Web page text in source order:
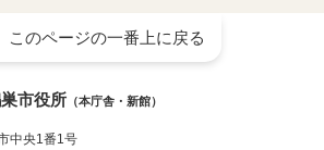
このページの一番上に戻る
市役所 （本庁舎・新館）
中央1番1号